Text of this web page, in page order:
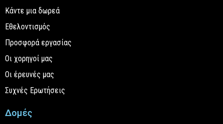
Κάντε μια δωρεά
Εθελοντισμός
Προσφορά εργασίας
Οι χορηγοί μας
Οι έρευνές μας
Συχνές Ερωτήσεις
Δομές